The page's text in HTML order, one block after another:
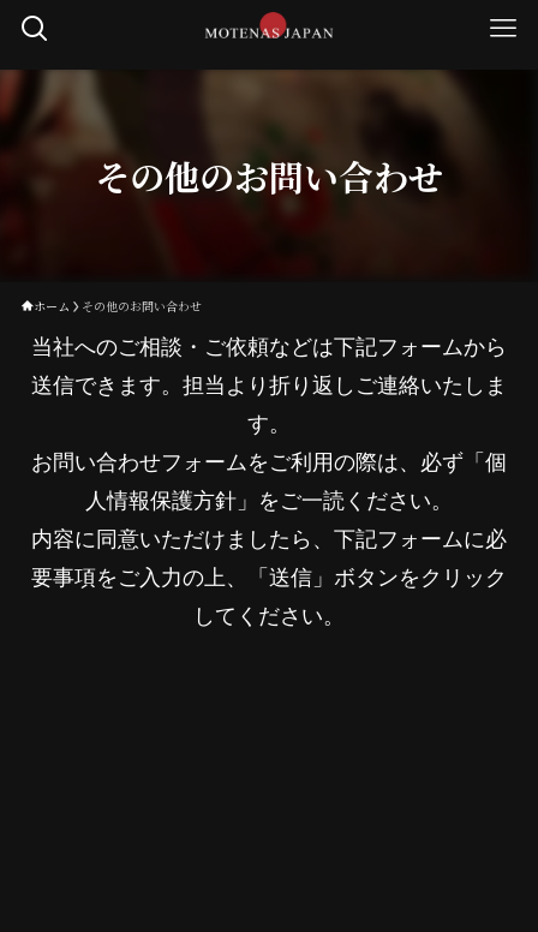
その他のお問い合わせ
ホーム その他のお問い合わせ
当社へのご相談・ご依頼などは下記フォームから
送信できます。担当より折り返しご連絡いたしま
す。
お問い合わせフォームをご利用の際は、必ず「個
人情報保護方針」をご一読ください。
内容に同意いただけましたら、下記フォームに必
要事項をご入力の上、「送信」ボタンをクリック
してください。